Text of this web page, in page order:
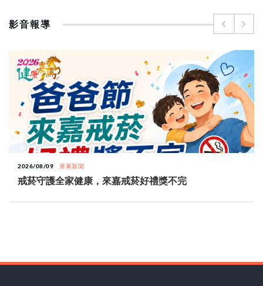
影音報導
2026/08/09 屏果新聞
戒菸守護全家健康，來嘉戒菸好禮獎不完